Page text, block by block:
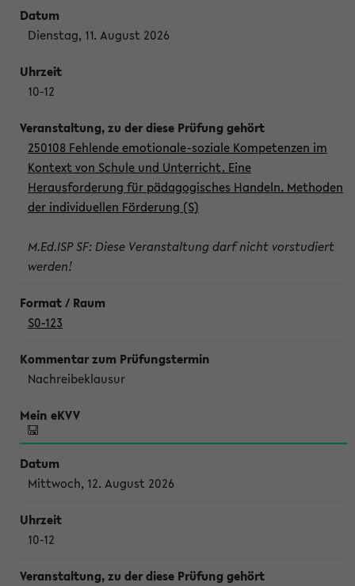
Dienstag, 11. August 2026
10-12
250108 Fehlende emotionale-soziale Kompetenzen im
Kontext von Schule und Unterricht. Eine
Herausforderung für pädagogisches Handeln. Methoden
der individuellen Förderung (S)
M.Ed.ISP SF: Diese Veranstaltung darf nicht vorstudiert
werden!
S0-123
Nachreibeklausur
Mittwoch, 12. August 2026
10-12